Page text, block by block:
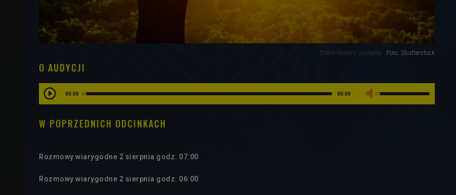
Dobre Nowiny zaślepka Foto: Shutterstock
O AUDYCJI
00:00 00:00
W POPRZEDNICH ODCINKACH
Rozmowy wiarygodne 2 sierpnia godz. 07:00
Rozmowy wiarygodne 2 sierpnia godz. 06:00